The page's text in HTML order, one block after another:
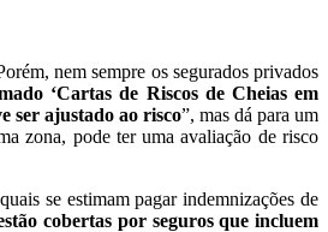
nem sempre os segurados privados
‘Cartas de Riscos de Cheias em
ser ajustado ao risco”, mas dá para um
zona, pode ter uma avaliação de risco
se estimam pagar indemnizações de
cobertas por seguros que incluem